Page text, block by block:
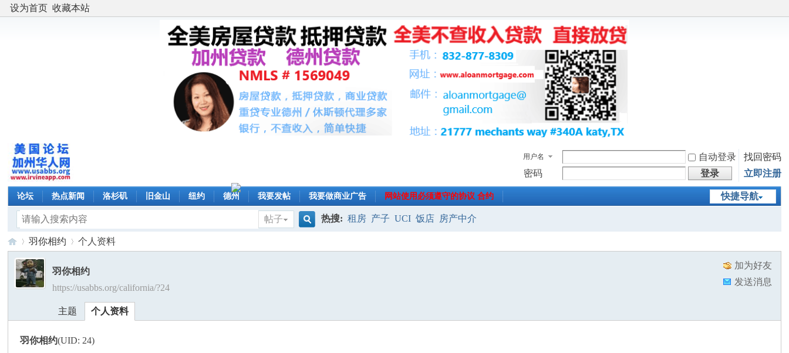
设为首页 收藏本站
用户名 自动登录
找回密码
密码
登录 立即注册
快捷导航
论坛 热点新闻 洛杉矶 旧金山 纽约 德州 我要发帖 我要做商业广告 网站使用必须遵守的协议 合约
帖子
热搜: 租房 产子 UCI 饭店 房产中介
美›
羽你相约
›
个人资料
加为好友
发送消息
羽你相约
https://usabbs.org/california/?24
主题 个人资料
羽你相约(UID: 24)